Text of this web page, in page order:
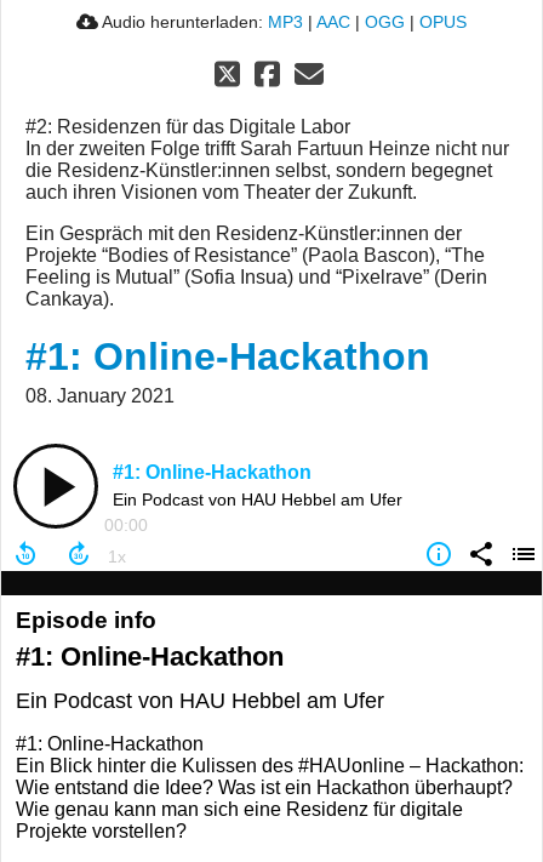
Audio herunterladen: MP3 | AAC | OGG | OPUS
#2: Residenzen für das Digitale Labor
In der zweiten Folge trifft Sarah Fartuun Heinze nicht nur
die Residenz-Künstler:innen selbst, sondern begegnet
auch ihren Visionen vom Theater der Zukunft.
Ein Gespräch mit den Residenz-Künstler:innen der
Projekte “Bodies of Resistance” (Paola Bascon), “The
Feeling is Mutual” (Sofia Insua) und “Pixelrave” (Derin
Cankaya).
#1: Online-Hackathon
08. January 2021
#1: Online-Hackathon
Ein Podcast von HAU Hebbel am Ufer
00:00
Episode info
#1: Online-Hackathon
Ein Podcast von HAU Hebbel am Ufer
#1: Online-Hackathon
Ein Blick hinter die Kulissen des #HAUonline – Hackathon:
Wie entstand die Idee? Was ist ein Hackathon überhaupt?
Wie genau kann man sich eine Residenz für digitale
Projekte vorstellen?